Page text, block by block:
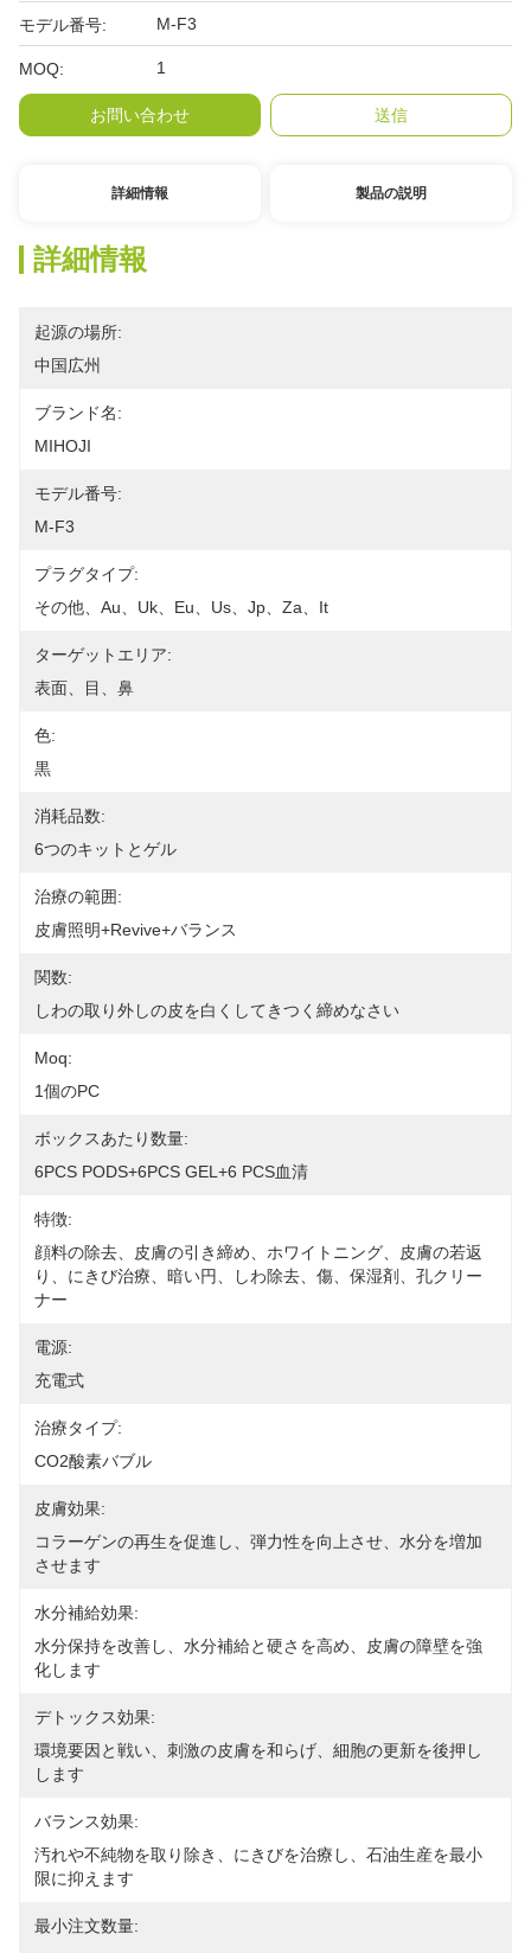
モデル番号: M-F3
MOQ: 1
お問い合わせ 送信
詳細情報 製品の説明
詳細情報
起源の場所:
中国広州
ブランド名:
MIHOJI
モデル番号:
M-F3
プラグタイプ:
その他、au、uk、eu、us、jp、za、it
ターゲットエリア:
表面、目、鼻
色:
黒
消耗品数:
6つのキットとゲル
治療の範囲:
皮膚照明+Revive+バランス
関数:
しわの取り外しの皮を白くしてきつく締めなさい
Moq:
1個のPC
ボックスあたり数量:
6PCS PODS+6PCS GEL+6 PCS血清
特徴:
顔料の除去、皮膚の引き締め、ホワイトニング、皮膚の若返
り、にきび治療、暗い円、しわ除去、傷、保湿剤、孔クリー
ナー
電源:
充電式
治療タイプ:
CO2酸素バブル
皮膚効果:
コラーゲンの再生を促進し、弾力性を向上させ、水分を増加
させます
水分補給効果:
水分保持を改善し、水分補給と硬さを高め、皮膚の障壁を強
化します
デトックス効果:
環境要因と戦い、刺激の皮膚を和らげ、細胞の更新を後押し
します
バランス効果:
汚れや不純物を取り除き、にきびを治療し、石油生産を最小
限に抑えます
最小注文数量: